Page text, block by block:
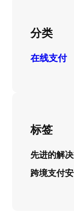
分类
在线支付
标签
先进的解
跨境支付